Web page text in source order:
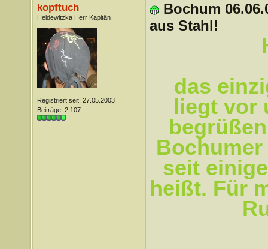
kopftuch
Heidewitzka Herr Kapitän
Registriert seit: 27.05.2003
Beiträge: 2.107
Bochum
aus Stahl!
das
liegt vor
seit
heißt. Für